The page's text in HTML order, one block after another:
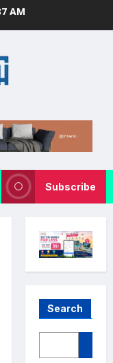
AM
Subscribe
Search